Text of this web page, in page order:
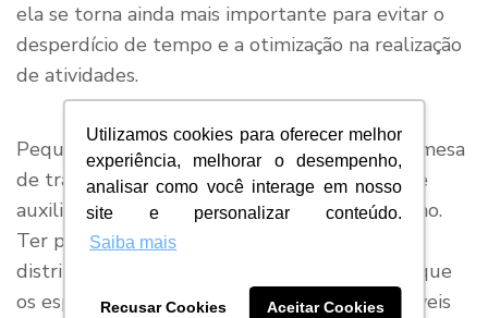
Utilizamos cookies para oferecer melhor
experiência, melhorar o desempenho,
analisar como você interage em nosso
site e personalizar conteúdo.
Saiba mais
Recusar Cookies Aceitar Cookies
ela se torna ainda mais importante para evitar o
desperdício de tempo e a otimização na realização
de atividades.
Pequenos nichos podem ajudar a organizar a mesa
de trabalho, delimitando o espaço individual e
auxiliando no manuseio de objetos do cotidiano.
Ter pré-divisões também auxiliam a boa
distribuição no ambiente em geral, de modo que
os espaços se tornem democráticos e disponíveis